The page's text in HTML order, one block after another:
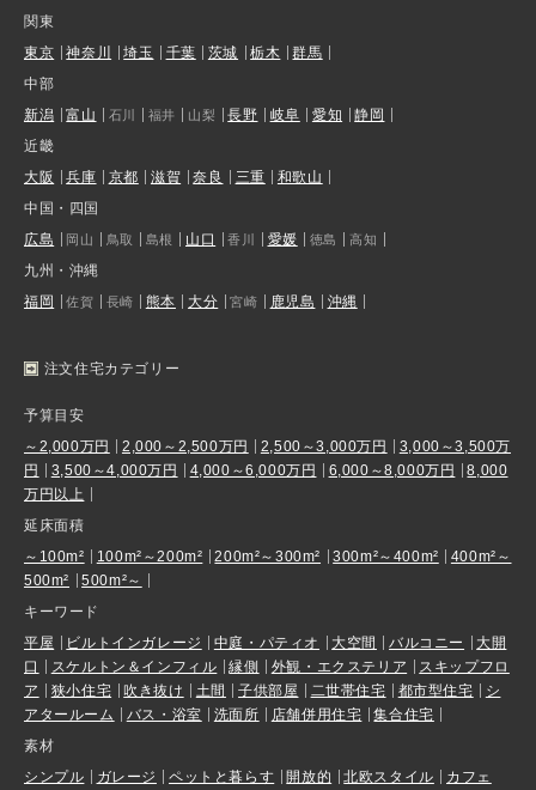
関東
東京
神奈川 埼玉 千葉 茨城 栃木
群馬
中部
新潟
富山 石川 福井 山梨 長野 岐阜 愛知
静岡
近畿
大阪
兵庫 京都 滋賀 奈良 三重
和歌山
中国・四国
広島
岡山 鳥取 島根 山口 香川 愛媛 徳島 高知
九州・沖縄
福岡
佐賀 長崎 熊本 大分 宮崎 鹿児島 沖縄
注文住宅カテゴリー
予算目安
～2,000万円
2,000～2,500万円 2,500～3,000万円
3,000～3,500万
円
3,500～4,000万円 4,000～6,000万円 6,000～8,000万円
8,000
万円以上
延床面積
～100m²
100m²～200m² 200m²～300m² 300m²～400m²
400m²～
500m²
500m²～
キーワード
平屋
ビルトインガレージ 中庭・パティオ 大空間 バルコニー
大開
口
スケルトン＆インフィル 縁側 外観・エクステリア
スキップフロ
ア
狭小住宅 吹き抜け 土間 子供部屋 二世帯住宅 都市型住宅
シ
アタールーム
バス・浴室 洗面所 店舗併用住宅
集合住宅
素材
シンプル
ガレージ ペットと暮らす 開放的 北欧スタイル
カフェ